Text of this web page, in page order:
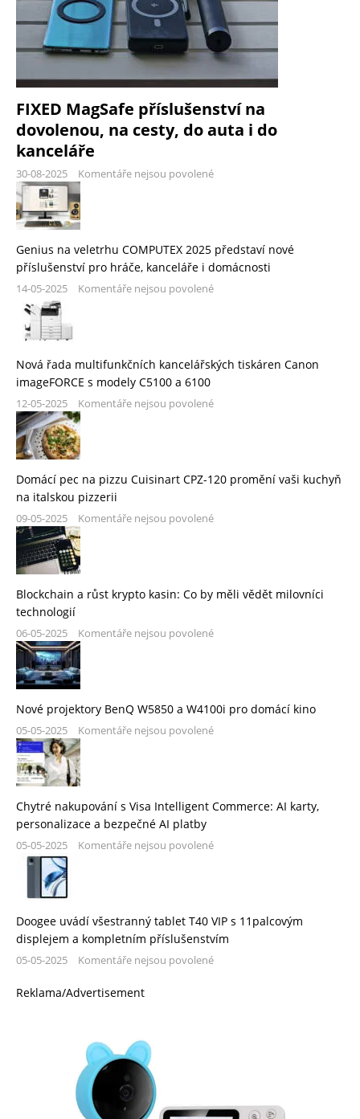
FIXED MagSafe příslušenství na
dovolenou, na cesty, do auta i do
kanceláře
30-08-2025 Komentáře nejsou povolené
Genius na veletrhu COMPUTEX 2025 představí nové
příslušenství pro hráče, kanceláře i domácnosti
14-05-2025 Komentáře nejsou povolené
Nová řada multifunkčních kancelářských tiskáren Canon
imageFORCE s modely C5100 a 6100
12-05-2025 Komentáře nejsou povolené
Domácí pec na pizzu Cuisinart CPZ-120 promění vaši kuchyň
na italskou pizzerii
09-05-2025 Komentáře nejsou povolené
Blockchain a růst krypto kasin: Co by měli vědět milovníci
technologií
06-05-2025 Komentáře nejsou povolené
Nové projektory BenQ W5850 a W4100i pro domácí kino
05-05-2025 Komentáře nejsou povolené
Chytré nakupování s Visa Intelligent Commerce: AI karty,
personalizace a bezpečné AI platby
05-05-2025 Komentáře nejsou povolené
Doogee uvádí všestranný tablet T40 VIP s 11palcovým
displejem a kompletním příslušenstvím
05-05-2025 Komentáře nejsou povolené
Reklama/Advertisement